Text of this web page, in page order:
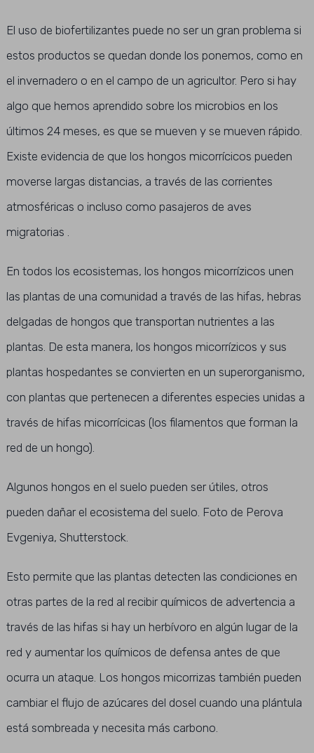
El uso de biofertilizantes puede no ser un gran problema si
estos productos se quedan donde los ponemos, como en
el invernadero o en el campo de un agricultor. Pero si hay
algo que hemos aprendido sobre los microbios en los
últimos 24 meses, es que se mueven y se mueven rápido.
Existe evidencia de que los hongos micorrícicos pueden
moverse largas distancias, a través de las corrientes
atmosféricas o incluso como pasajeros de aves
migratorias .
En todos los ecosistemas, los hongos micorrízicos unen
las plantas de una comunidad a través de las hifas, hebras
delgadas de hongos que transportan nutrientes a las
plantas. De esta manera, los hongos micorrízicos y sus
plantas hospedantes se convierten en un superorganismo,
con plantas que pertenecen a diferentes especies unidas a
través de hifas micorrícicas (los filamentos que forman la
red de un hongo).
Algunos hongos en el suelo pueden ser útiles, otros
pueden dañar el ecosistema del suelo. Foto de Perova
Evgeniya, Shutterstock.
Esto permite que las plantas detecten las condiciones en
otras partes de la red al recibir químicos de advertencia a
través de las hifas si hay un herbívoro en algún lugar de la
red y aumentar los químicos de defensa antes de que
ocurra un ataque. Los hongos micorrizas también pueden
cambiar el flujo de azúcares del dosel cuando una plántula
está sombreada y necesita más carbono.